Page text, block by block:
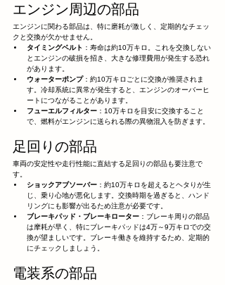
エンジン周辺の部品
エンジンに関わる部品は、特に磨耗が激しく、定期的なチェッ
クと交換が欠かせません。
タイミングベルト ：寿命は約10万キロ。これを交換しない
とエンジンの破損を招き、大きな修理費用が発生する恐れ
があります。
ウォーターポンプ：約10万キロごとに交換が推奨されま
す。冷却系統に異常が発生すると、エンジンのオーバーヒ
ートにつながることがあります。
フューエルフィルター ：10万キロを目安に交換すること
で、燃料がエンジンに送られる際の異物混入を防ぎます。
足回りの部品
車両の安定性や走行性能に直結する足回りの部品も要注意で
す。
ショックアブソーバー ：約10万キロを超えるとヘタりが生
じ、乗り心地が悪化します。交換時期を過ぎると、ハンド
リングにも影響が出るため注意が必要です。
ブレーキパッド・ブレーキローター ：ブレーキ周りの部品
は摩耗が早く、特にブレーキパッドは4万～9万キロでの交
換が望ましいです。ブレーキ働きを維持するため、定期的
にチェックしましょう。
電装系の部品